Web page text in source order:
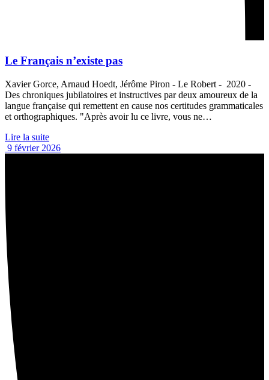
Le Français n’existe pas
Xavier Gorce, Arnaud Hoedt, Jérôme Piron - Le Robert - 2020 -
Des chroniques jubilatoires et instructives par deux amoureux de la
langue française qui remettent en cause nos certitudes grammaticales
et orthographiques. "Après avoir lu ce livre, vous ne…
Lire la suite
9 février 2026